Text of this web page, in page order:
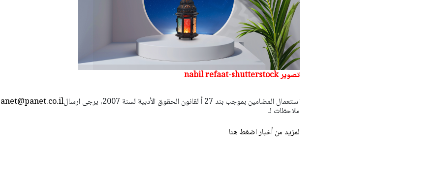
تصوير nabil refaat-shutterstock
استعمال المضامين بموجب بند 27 أ لقانون الحقوق الأدبية لسنة 2007، يرجى ارسال
ملاحظات لـ
لمزيد من أخبار اضغط هنا